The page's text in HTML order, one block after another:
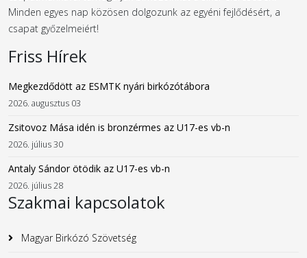
Minden egyes nap közösen dolgozunk az egyéni fejlődésért, a
csapat győzelmeiért!
Friss Hírek
Megkezdődött az ESMTK nyári birkózótábora
2026. augusztus 03
Zsitovoz Mása idén is bronzérmes az U17-es vb-n
2026. július 30
Antaly Sándor ötödik az U17-es vb-n
2026. július 28
Szakmai kapcsolatok
Magyar Birkózó Szövetség